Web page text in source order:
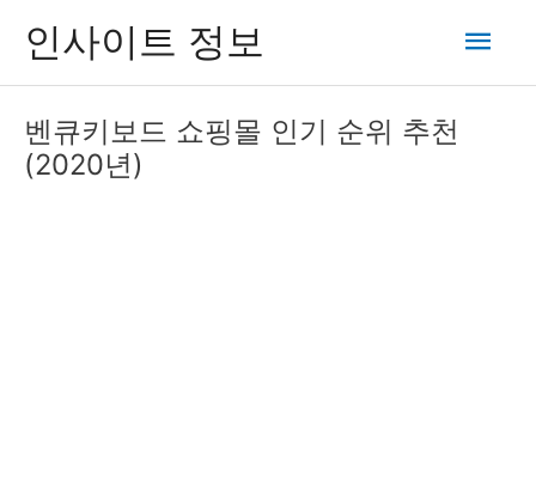
츠
인사이트 정보
메
인
벤큐키보드 쇼핑몰 인기 순위 추천
(2020년)